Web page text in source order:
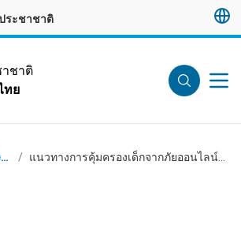
ระชาชาติ
ชาติ
ทย
สิ่งพิมพ์ /